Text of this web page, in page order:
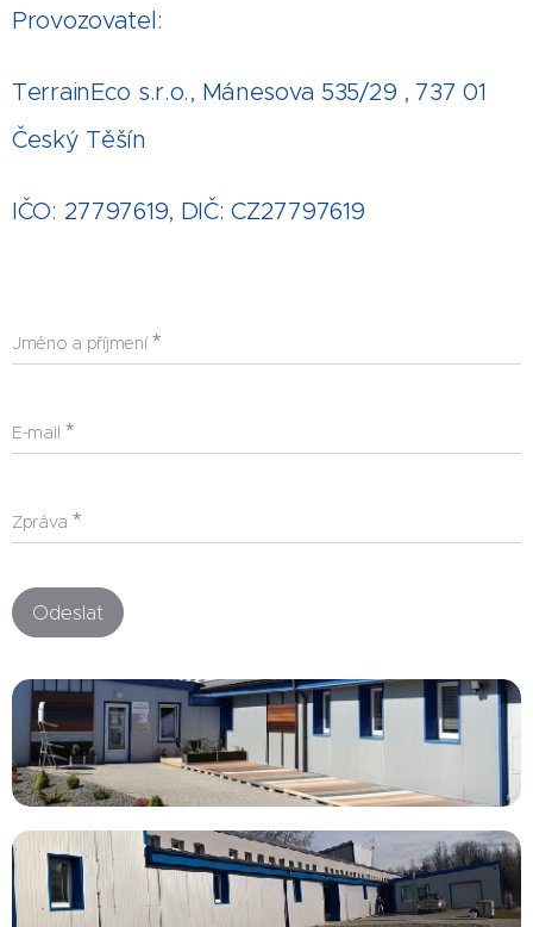
Provozovatel:
TerrainEco s.r.o., Mánesova 535/29 , 737 01
Český Těšín
IČO: 27797619, DIČ: CZ27797619
Jméno a příjmení
E-mail
Zpráva
Odeslat